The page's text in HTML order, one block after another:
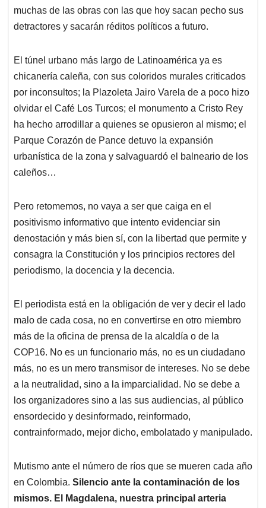
muchas de las obras con las que hoy sacan pecho sus
detractores y sacarán réditos políticos a futuro.
El túnel urbano más largo de Latinoamérica ya es
chicanería caleña, con sus coloridos murales criticados
por inconsultos; la Plazoleta Jairo Varela de a poco hizo
olvidar el Café Los Turcos; el monumento a Cristo Rey
ha hecho arrodillar a quienes se opusieron al mismo; el
Parque Corazón de Pance detuvo la expansión
urbanística de la zona y salvaguardó el balneario de los
caleños…
Pero retomemos, no vaya a ser que caiga en el
positivismo informativo que intento evidenciar sin
denostación y más bien sí, con la libertad que permite y
consagra la Constitución y los principios rectores del
periodismo, la docencia y la decencia.
El periodista está en la obligación de ver y decir el lado
malo de cada cosa, no en convertirse en otro miembro
más de la oficina de prensa de la alcaldía o de la
COP16. No es un funcionario más, no es un ciudadano
más, no es un mero transmisor de intereses. No se debe
a la neutralidad, sino a la imparcialidad. No se debe a
los organizadores sino a las sus audiencias, al público
ensordecido y desinformado, reinformado,
contrainformado, mejor dicho, embolatado y manipulado.
Mutismo ante el número de ríos que se mueren cada año
en Colombia. Silencio ante la contaminación de los
mismos. El Magdalena, nuestra principal arteria